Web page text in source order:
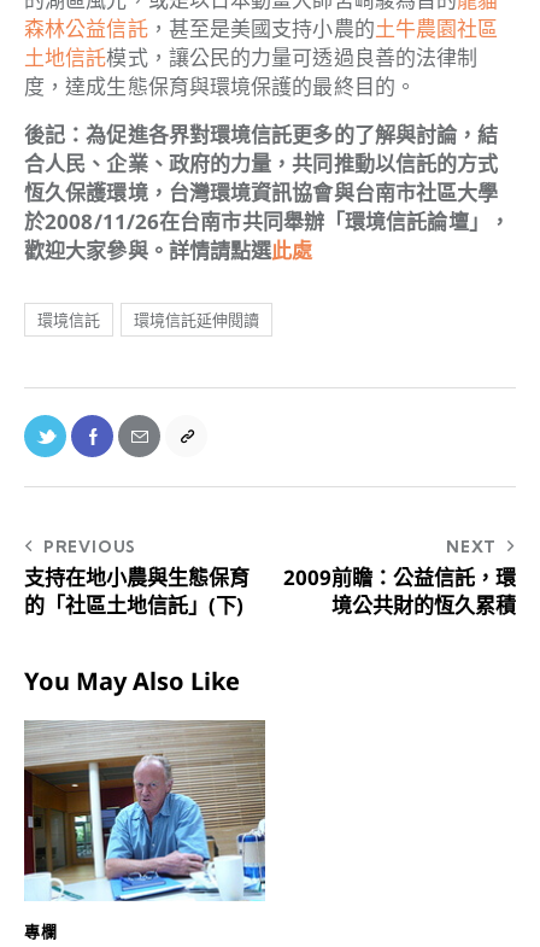
森林公益信託，甚至是美國支持小農的土牛農園社區
土地信託模式，讓公民的力量可透過良善的法律制
度，達成生態保育與環境保護的最終目的。
後記：為促進各界對環境信託更多的了解與討論，結
合人民、企業、政府的力量，共同推動以信託的方式
恆久保護環境，台灣環境資訊協會與台南市社區大學
於2008/11/26在台南市共同舉辦「環境信託論壇」，
歡迎大家參與。詳情請點選此處
環境信託 環境信託延伸閱讀
PREVIOUS
支持在地小農與生態保育
的「社區土地信託」(下)
NEXT
2009前瞻：公益信託，環
境公共財的恆久累積
You May Also Like
專欄